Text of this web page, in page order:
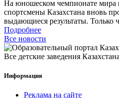
На юношеском чемпионате мира
спортсмены Казахстана вновь
выдающиеся результаты. Только
Подробнее
Все новости
Все детские заведения Казахстана
Информация
Реклама на сайте